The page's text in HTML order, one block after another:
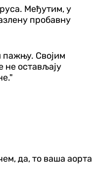
Међутим, у
пробавну
пажњу. Својим
не остављају
да, то ваша аорта